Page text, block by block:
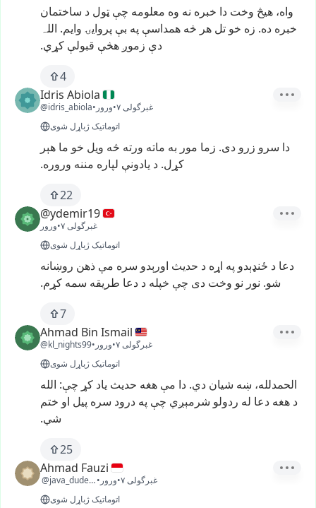
واه، هیڅ وخت دا خبره نه وه معلومه چې ټول د ساختمان
خبره ده. زه خو تل هر څه همداسې په بې پروایۍ وایم. اللہ
دې زموږ هڅې قبولې کړي.
4
Idris Abiola
@idris_abiola• ورور• غبرگولی ۷
اتوماتیک ژباړل شوی
دا سرو زرو دی. زما مور به ماته ورته څه ویل خو ما هېر
کړل. د یادونې لپاره مننه وروره.
22
@ydemir19
ورور• غبرگولی ۷
اتوماتیک ژباړل شوی
دعا د ځنډېدو په اړه د حديث اورېدو سره مې ذهن روښانه
شو. نور نو وخت دی چې خپله د دعا طريقه سمه کړم.
7
Ahmad Bin Ismail
@kl_nights99• ورور• غبرگولی ۷
اتوماتیک ژباړل شوی
الحمدلله، ښه شیان دي. دا مې هغه حدیث یاد کړ چې: الله
د هغه دعا له ردولو شرمېږي چې په درود سره پیل او ختم
شي.
25
Ahmad Fauzi
@java_dude88• ورور• غبرگولی ۷
اتوماتیک ژباړل شوی